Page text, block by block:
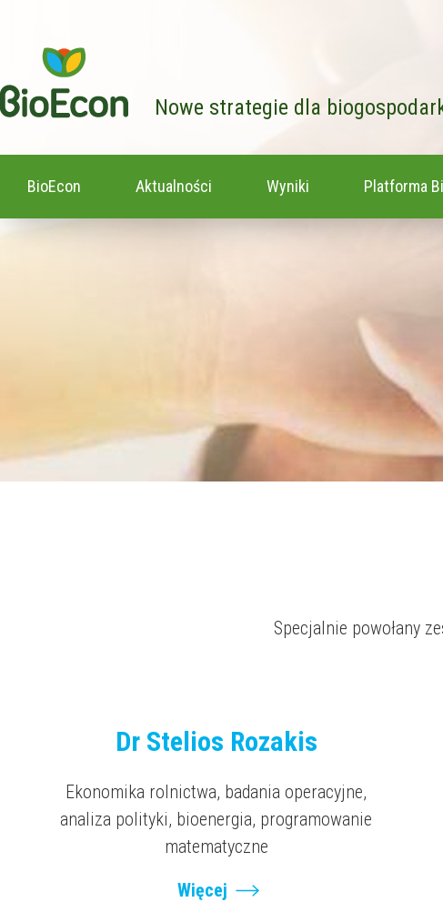
Nowe strategie dla
BioEcon Aktualności Wyniki Platforma
Specjalnie powołany
Dr Stelios Rozakis
Ekonomika rolnictwa, badania operacyjne,
analiza polityki, bioenergia, programowanie
matematyczne
Więcej